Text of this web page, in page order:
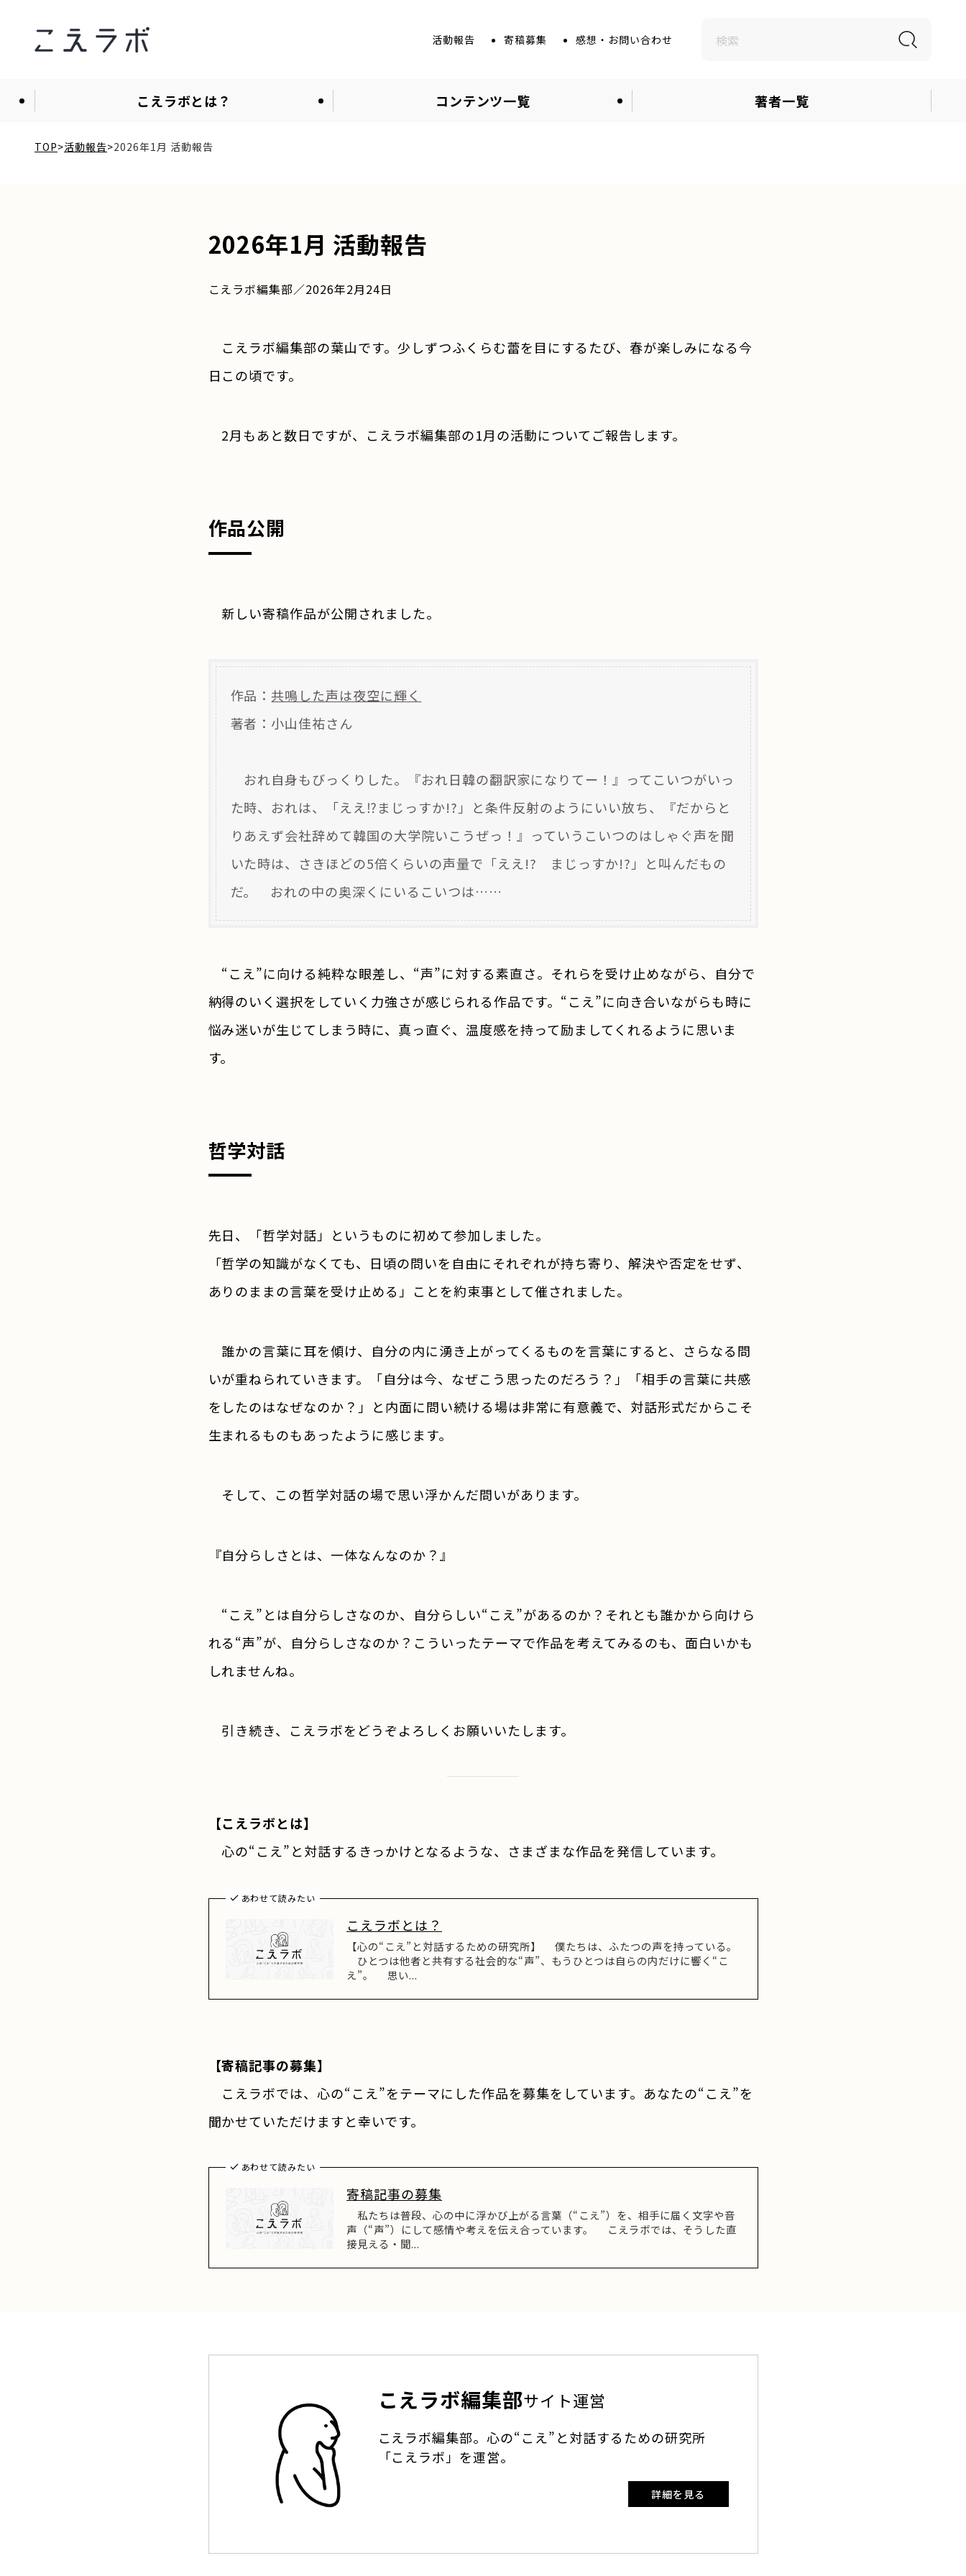
活動報告 寄稿募集 感想・お問い合わせ
こえラボとは？ コンテンツ一覧 著者一覧
TOP 活動報告 2026年1月 活動報告
2026年1月 活動報告
こえラボ編集部／2026年2月24日
こえラボ編集部の葉山です。少しずつふくらむ蕾を目にするたび、春が楽しみになる今
日この頃です。
2月もあと数日ですが、こえラボ編集部の1月の活動についてご報告します。
作品公開
新しい寄稿作品が公開されました。
作品：共鳴した声は夜空に輝く
著者：小山佳祐さん
おれ自身もびっくりした。『おれ日韓の翻訳家になりてー！』ってこいつがいっ
た時、おれは、「ええ⁉まじっすか!?」と条件反射のようにいい放ち、『だからと
りあえず会社辞めて韓国の大学院いこうぜっ！』っていうこいつのはしゃぐ声を聞
いた時は、さきほどの5倍くらいの声量で「ええ!? まじっすか!?」と叫んだもの
だ。 おれの中の奥深くにいるこいつは……
“こえ”に向ける純粋な眼差し、“声”に対する素直さ。それらを受け止めながら、自分で
納得のいく選択をしていく力強さが感じられる作品です。“こえ”に向き合いながらも時に
悩み迷いが生じてしまう時に、真っ直ぐ、温度感を持って励ましてくれるように思いま
す。
哲学対話
先日、「哲学対話」というものに初めて参加しました。
「哲学の知識がなくても、日頃の問いを自由にそれぞれが持ち寄り、解決や否定をせず、
ありのままの言葉を受け止める」ことを約束事として催されました。
誰かの言葉に耳を傾け、自分の内に湧き上がってくるものを言葉にすると、さらなる問
いが重ねられていきます。「自分は今、なぜこう思ったのだろう？」「相手の言葉に共感
をしたのはなぜなのか？」と内面に問い続ける場は非常に有意義で、対話形式だからこそ
生まれるものもあったように感じます。
そして、この哲学対話の場で思い浮かんだ問いがあります。
『自分らしさとは、一体なんなのか？』
“こえ”とは自分らしさなのか、自分らしい“こえ”があるのか？それとも誰かから向けら
れる“声”が、自分らしさなのか？こういったテーマで作品を考えてみるのも、面白いかも
しれませんね。
引き続き、こえラボをどうぞよろしくお願いいたします。
【こえラボとは】
心の“こえ”と対話するきっかけとなるような、さまざまな作品を発信しています。
あわせて読みたい
こえラボとは？
【心の“こえ”と対話するための研究所】 僕たちは、ふたつの声を持っている。
ひとつは他者と共有する社会的な“声”、もうひとつは自らの内だけに響く“こ
え”。 思い...
【寄稿記事の募集】
こえラボでは、心の“こえ”をテーマにした作品を募集をしています。あなたの“こえ”を
聞かせていただけますと幸いです。
あわせて読みたい
寄稿記事の募集
私たちは普段、心の中に浮かび上がる言葉（“こえ”）を、相手に届く文字や音
声（“声”）にして感情や考えを伝え合っています。 こえラボでは、そうした直
接見える・聞...
こえラボ編集部サイト運営
こえラボ編集部。心の“こえ”と対話するための研究所
「こえラボ」を運営。
詳細を見る